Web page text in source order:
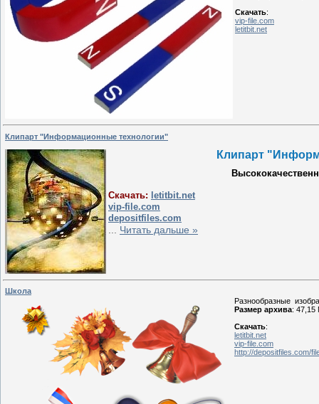
Скачать:
vip-file.com
letitbit.net
Клипарт "Информационные технологии"
Клипарт
Скачать: letitbit.net
vip-file.com
depositfiles.com
Читать дальше »
Школа
Разнообразные
Размер архива: 47,15
Скачать:
letitbit.net
vip-file.com
http://depositfiles.com/